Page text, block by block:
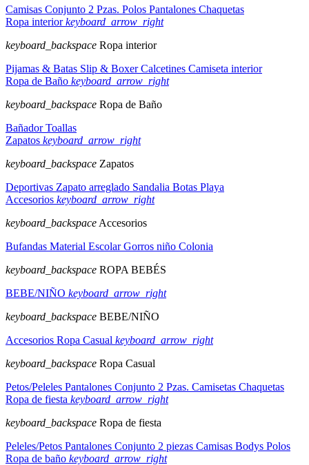
Camisas Conjunto 2 Pzas. Polos Pantalones Chaquetas
Ropa interiorkeyboard_arrow_right
keyboard_backspace Ropa interior
Pijamas & Batas Slip & BoxerCalcetines Camiseta interior
Ropa de Baño keyboard_arrow_right
keyboard_backspace Ropa de Baño
BañadorToallas
Zapatos keyboard_arrow_right
keyboard_backspace Zapatos
Deportivas Zapato arreglado Sandalia Botas Playa
Accesorios keyboard_arrow_right
keyboard_backspace Accesorios
Bufandas Material EscolarGorros niño Colonia
keyboard_backspace ROPA BEBÉS
BEBE/NIÑO keyboard_arrow_right
keyboard_backspace BEBE/NIÑO
Accesorios Ropa Casual keyboard_arrow_right
keyboard_backspace Ropa Casual
Petos/Peleles Pantalones Conjunto 2 Pzas. Camisetas Chaquetas
Ropa de fiesta keyboard_arrow_right
keyboard_backspace Ropa de fiesta
Peleles/Petos Pantalones Conjunto 2 piezas Camisas Bodys Polos
Ropa de baño keyboard_arrow_right